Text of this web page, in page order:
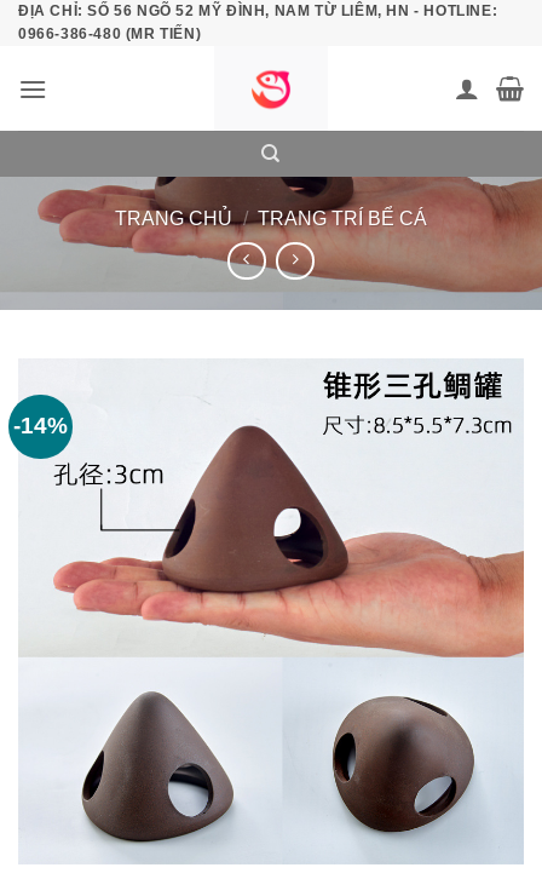
Bỏ
qua
dung
ĐỊA CHỈ: SỐ 56 NGÕ 52 MỸ ĐÌNH, NAM TỪ LIÊM, HN - HOTLINE:
0966-386-480 (MR TIẾN)
TRANG CHỦ / TRANG TRÍ BỂ CÁ
-14%